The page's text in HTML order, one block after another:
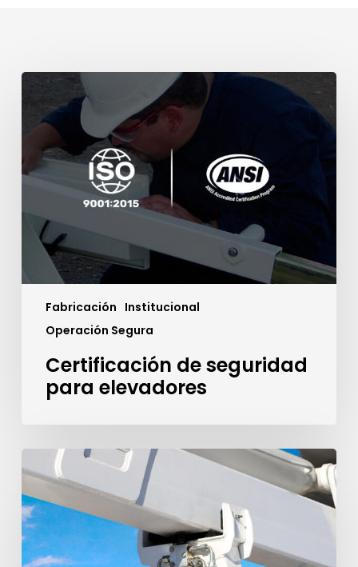
Fabricación Institucional
Operación Segura
Certificación
seguridad
para
Certificación de seguridad
para elevadores
es
como
funciona
el
interlock?